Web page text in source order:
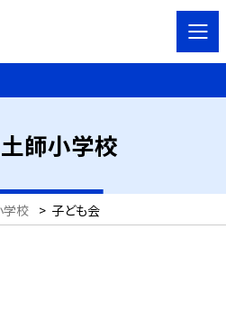
師小学校
学校 > 子ども会